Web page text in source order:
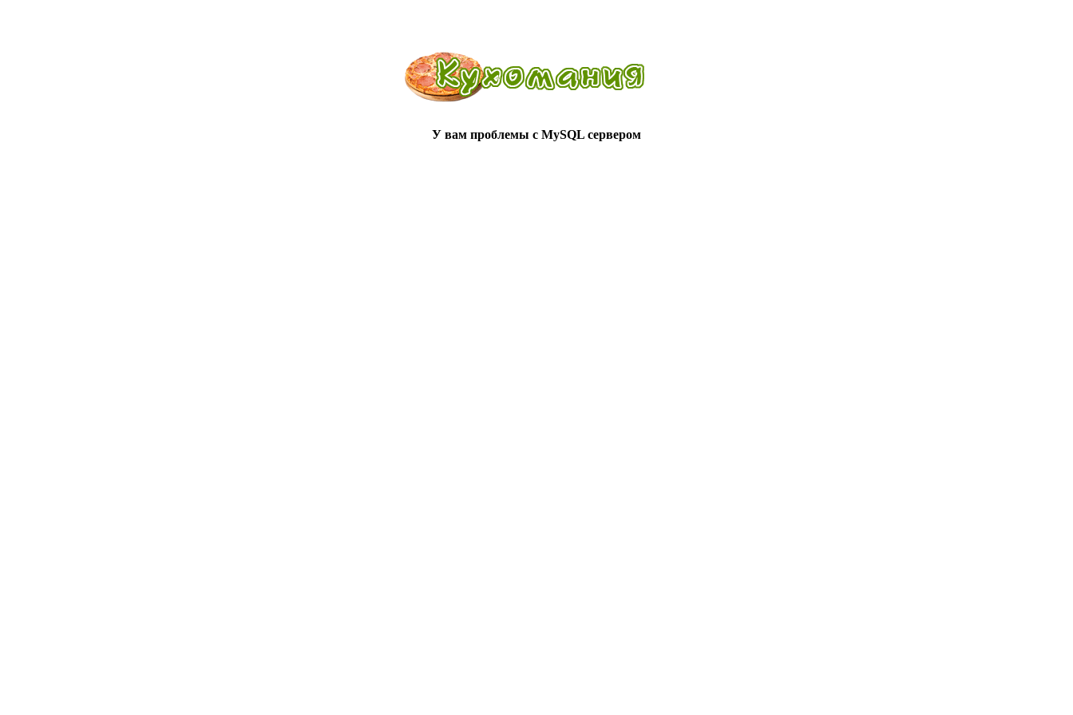
У вам проблемы с MySQL сервером